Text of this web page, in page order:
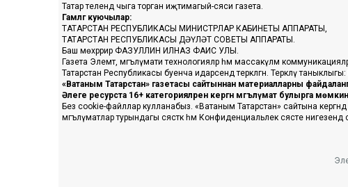
Татар телендә чыга торган иҗтимагый-сәяси газета.
Гамәлгә куючылар:
ТАТАРСТАН РЕСПУБЛИКАСЫ МИНИСТРЛАР КАБИНЕТЫ АППАРАТЫ,
ТАТАРСТАН РЕСПУБЛИКАСЫ ДӘҮЛӘТ СОВЕТЫ АППАРАТЫ.
Баш мөхәррир ФАЗУЛЛИН ИЛНАЗ ФАИС УЛЫ.
Газета Элемтә, мәгълүмати технологияләр һәм массакүләм
Татарстан Республикасы буенча идарәсендә теркәлгән. Теркәлү
«Ватаным Татарстан» газетасы сайтыннан материалларны
Әлеге ресурста 16+ категорияләренә кергән мәгълүмат булырга
Без cookie-файллар кулланабыз. «Ватаным Татарстан» сайтына кергәндә
мәгълүматлар турындагы сәясәткә һәм Конфиденциальлек сәясәте